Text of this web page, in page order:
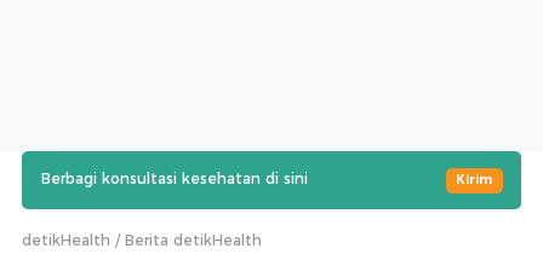
Berbagi konsultasi kesehatan di sini Kirim
detikHealth Berita detikHealth